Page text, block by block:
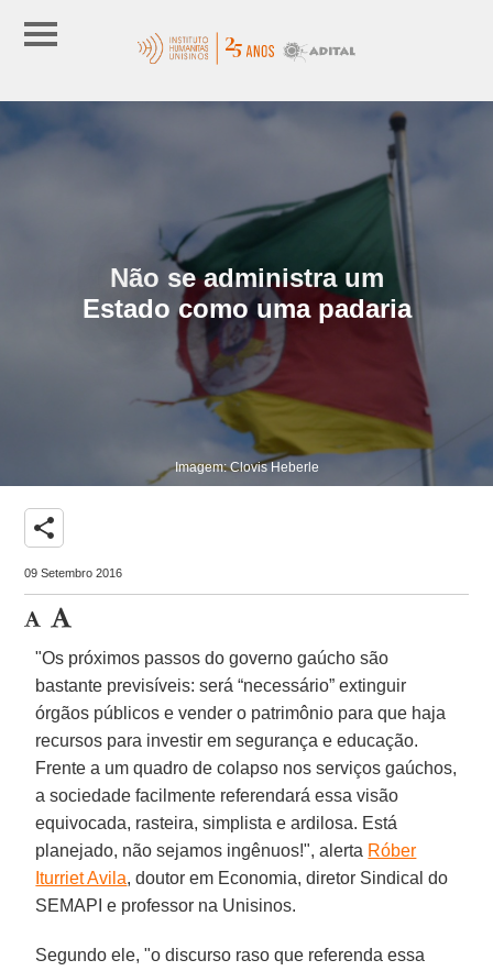
Não se administra um
Estado como uma padaria
Imagem: Clovis Heberle
share
09 Setembro 2016
"Os próximos passos do governo gaúcho são
bastante previsíveis: será “necessário” extinguir
órgãos públicos e vender o patrimônio para que haja
recursos para investir em segurança e educação.
Frente a um quadro de colapso nos serviços gaúchos,
a sociedade facilmente referendará essa visão
equivocada, rasteira, simplista e ardilosa. Está
planejado, não sejamos ingênuos!", alerta Róber
Iturriet Avila, doutor em Economia, diretor Sindical do
SEMAPI e professor na Unisinos.
Segundo ele, "o discurso raso que referenda essa